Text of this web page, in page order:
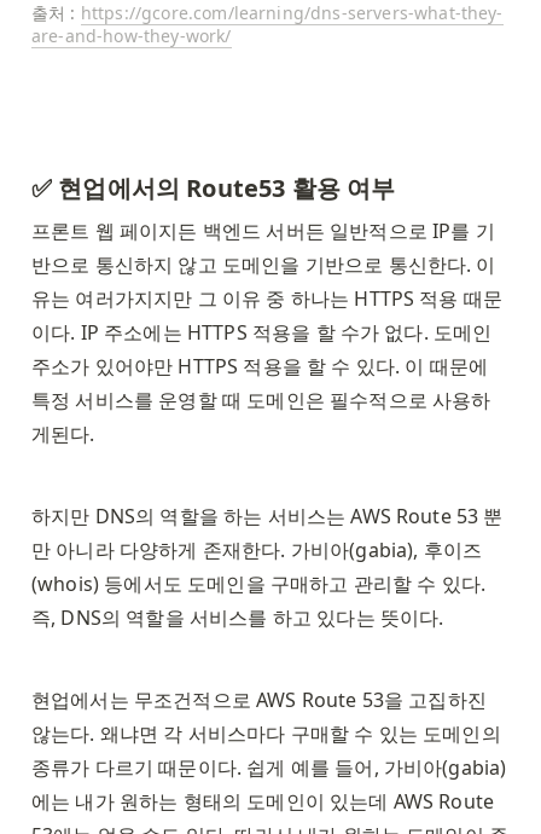
출처 : https://gcore.com/learning/dns-servers-what-they-
are-and-how-they-work/
✅ 현업에서의 Route53 활용 여부
프론트 웹 페이지든 백엔드 서버든 일반적으로 IP를 기
반으로 통신하지 않고 도메인을 기반으로 통신한다. 이
유는 여러가지지만 그 이유 중 하나는 HTTPS 적용 때문
이다. IP 주소에는 HTTPS 적용을 할 수가 없다. 도메인
주소가 있어야만 HTTPS 적용을 할 수 있다. 이 때문에
특정 서비스를 운영할 때 도메인은 필수적으로 사용하
게된다.
하지만 DNS의 역할을 하는 서비스는 AWS Route 53 뿐
만 아니라 다양하게 존재한다. 가비아(gabia), 후이즈
(whois) 등에서도 도메인을 구매하고 관리할 수 있다.
즉, DNS의 역할을 서비스를 하고 있다는 뜻이다.
현업에서는 무조건적으로 AWS Route 53을 고집하진
않는다. 왜냐면 각 서비스마다 구매할 수 있는 도메인의
종류가 다르기 때문이다. 쉽게 예를 들어, 가비아(gabia)
에는 내가 원하는 형태의 도메인이 있는데 AWS Route